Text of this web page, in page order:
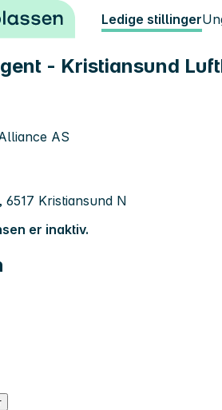
Ledige stillinger
- Kristiansund
AS
Kristiansund N
er inaktiv.